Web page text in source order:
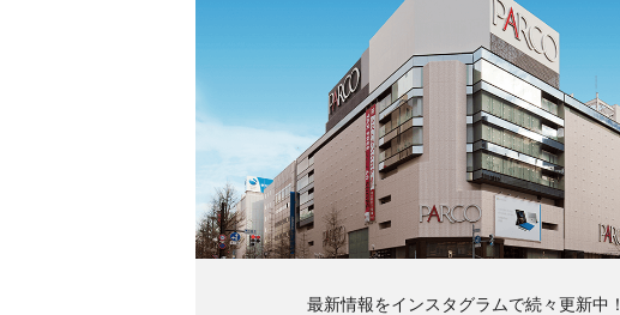
最新情報をインスタグラムで続々更新中！